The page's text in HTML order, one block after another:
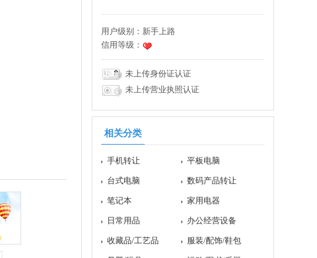
用户级别： 新手上路
信用等级：
未上传身份证认证
未上传营业执照认证
相关分类
手机转让 平板电脑
台式电脑 数码产品转让
笔记本 家用电器
日常用品 办公经营设备
收藏品/工艺品 服装/配饰/鞋包